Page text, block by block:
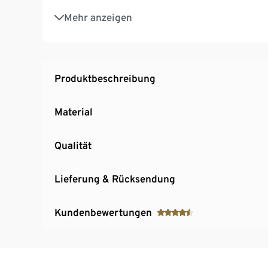
Mehr anzeigen
Einfache Reinigung –
Produktbeschreibung
Material
Qualität
Lieferung & Rücksendung
Kundenbewertungen